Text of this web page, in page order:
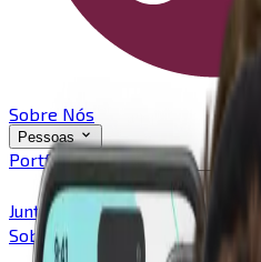
Sobre Nós
Pessoas
Portfólio
Junta-te a Nós pt
Sobre Nós Equipa Conselheiros